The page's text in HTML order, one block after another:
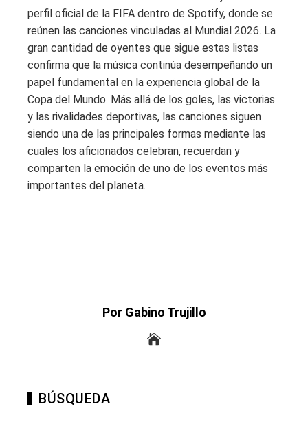
perfil oficial de la FIFA dentro de Spotify, donde se
reúnen las canciones vinculadas al Mundial 2026. La
gran cantidad de oyentes que sigue estas listas
confirma que la música continúa desempeñando un
papel fundamental en la experiencia global de la
Copa del Mundo. Más allá de los goles, las victorias
y las rivalidades deportivas, las canciones siguen
siendo una de las principales formas mediante las
cuales los aficionados celebran, recuerdan y
comparten la emoción de uno de los eventos más
importantes del planeta.
Por Gabino Trujillo
BÚSQUEDA